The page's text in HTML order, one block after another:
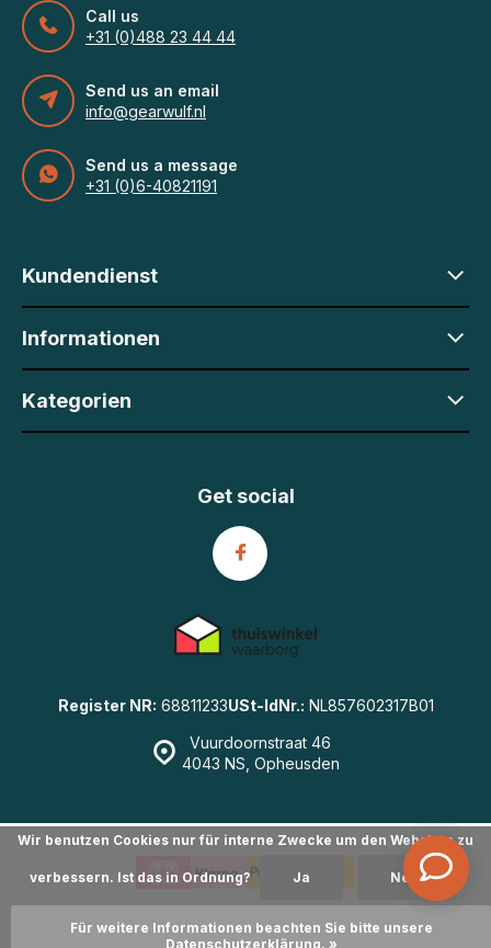
Call us
+31 (0)488 23 44 44
Send us an email
info@gearwulf.nl
Send us a message
+31 (0)6-40821191
Kundendienst
Informationen
Kategorien
Vuurdoornstraat 46
4043 NS, Opheusden
Register NR: 68811233USt-IdNr.: NL857602317B01
Get social
Wir benutzen Cookies nur für interne Zwecke um den Webshop zu
verbessern. Ist das in Ordnung? Ja Nein
Für weitere Informationen beachten Sie bitte unsere
Datenschutzerklärung. »